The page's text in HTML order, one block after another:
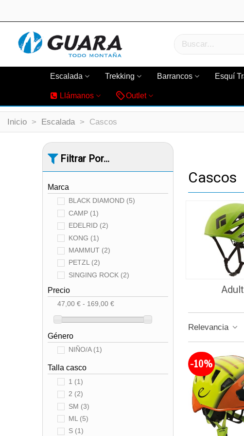
Escalada Trekking Barrancos Esquí
Llámanos Outlet
Inicio > Escalada > Cascos
Filtrar Por...
Marca
BLACK DIAMOND (5)
CAMP (1)
EDELRID (2)
KONG (1)
MAMMUT (2)
PETZL (2)
SINGING ROCK (2)
Precio
47,00 € - 169,00 €
Género
NIÑO/A (1)
Talla casco
1 (1)
2 (2)
SM (3)
ML (5)
S (1)
Cascos
Relevancia
-10%